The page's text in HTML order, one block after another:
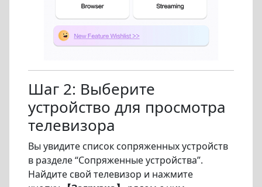
Шаг 2: Выберите
устройство для просмотра
телевизора
Вы увидите список сопряженных устройств
в разделе “Сопряженные устройства”.
Найдите свой телевизор и нажмите